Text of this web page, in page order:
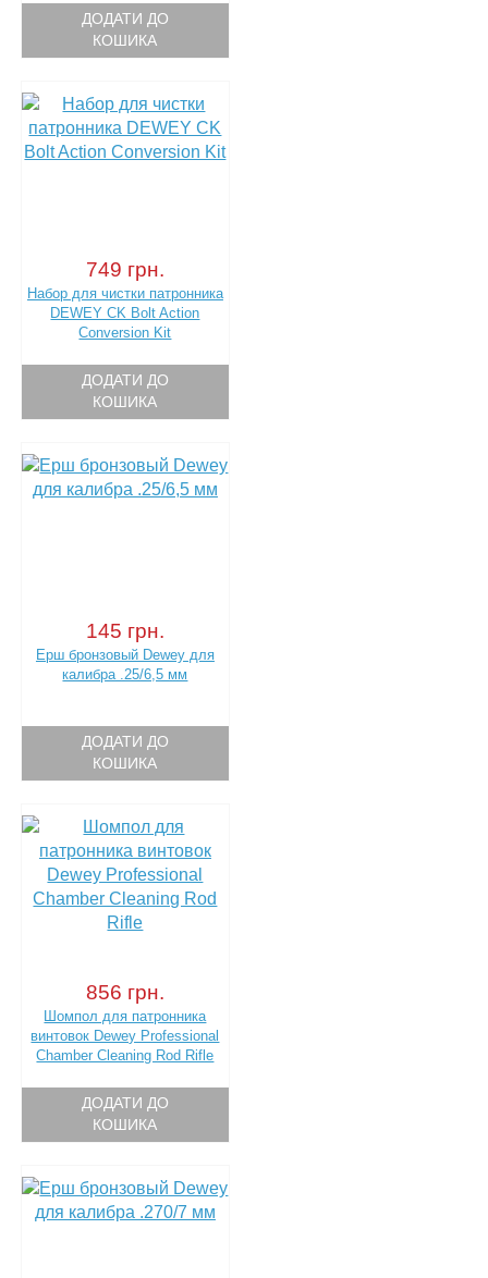
ДОДАТИ ДО
КОШИКА
749 грн.
Набор для чистки патронника
DEWEY CK Bolt Action
Conversion Kit
ДОДАТИ ДО
КОШИКА
145 грн.
Ерш бронзовый Dewey для
калибра .25/6,5 мм
ДОДАТИ ДО
КОШИКА
856 грн.
Шомпол для патронника
винтовок Dewey Professional
Chamber Cleaning Rod Rifle
ДОДАТИ ДО
КОШИКА